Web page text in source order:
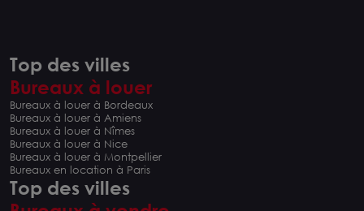
Top des villes
Bureaux à louer
Bureaux à louer à Bordeaux
Bureaux à louer à Amiens
Bureaux à louer à Nîmes
Bureaux à louer à Nice
Bureaux à louer à Montpellier
Bureaux en location à Paris
Top des villes